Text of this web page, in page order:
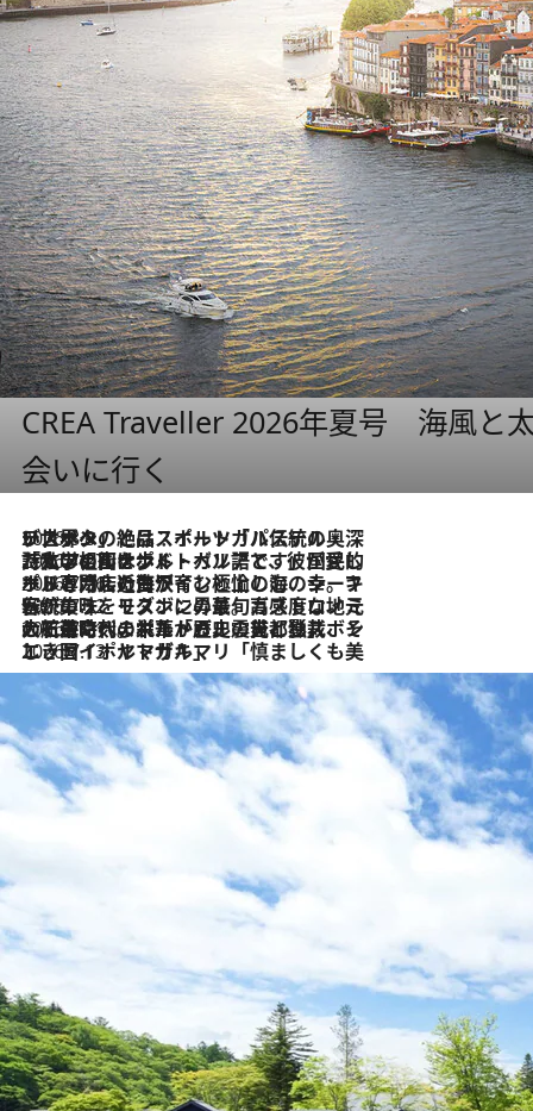
CREA Traveller 2026年夏号 海風と
会いに行く
2026.8.8
リスボンの絶品スイーツ「パステル・デ・ナタ」とは？ポルトガル伝統の奥深い世界へ
2026.7.27
「私の祖国はポルトガル語です」国民的詩人フェルナンド・ペソアと、彼が愛した文学の街を歩く
2026.7.26
ポルトガル近海が育む極上の海の幸。キリリと冷えた白ワインと愉しむ、シーフード専門店の贅沢
2026.7.22
伝統の味をモダンに昇華。高感度な地元客が集う、リスボンの最旬ガストロノミー
2026.7.21
大航海時代の栄華から、震災、独裁、そして革命へ。ポルトガル・首都リスボンの石畳に刻まれた「歴史の光と影」
2026.7.13
エッセイ・ヤマザキマリ「慎ましくも美しき国 ポルトガル」